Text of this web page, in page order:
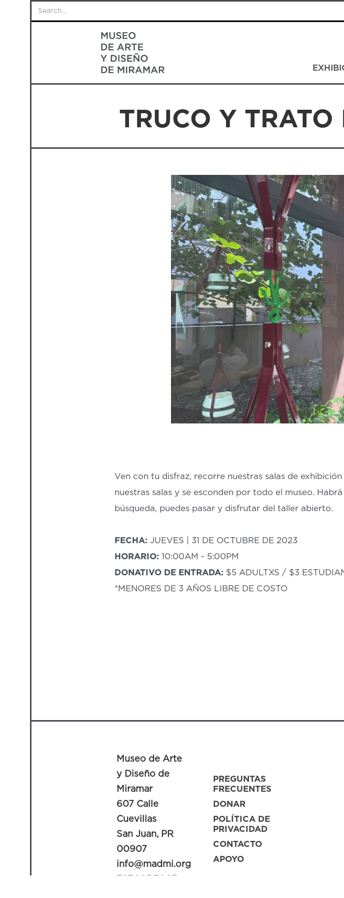
TRUCO Y TRATO
Ven con tu disfraz, recorre nuestras salas de
nuestras salas y se esconden por todo el museo.
búsqueda, puedes pasar y disfrutar del taller abierto.
FECHA: JUEVES | 31 DE OCTUBRE DE 2023
HORARIO:10:00AM - 5:00PM
DONATIVO DE ENTRADA: $5 ADULTXS / $3
*MENORES DE 3 AÑOS LIBRE DE COSTO
Museo de Arte
y Diseño de
Miramar
607 Calle
Cuevillas
San Juan, PR
00907
info@madmi.org
PREGUNTAS
FRECUENTES
DONAR
POLÍTICA DE
PRIVACIDAD
CONTACTO
APOYO